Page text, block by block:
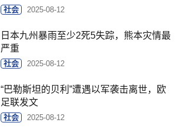
社会 2025-08-12
日本九州暴雨至少2死5失踪，熊本灾情最
严重
社会 2025-08-12
“巴勒斯坦的贝利”遭遇以军袭击离世，欧
足联发文
社会 2025-08-12